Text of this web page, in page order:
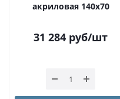
акриловая 140x70
31 284 руб/шт